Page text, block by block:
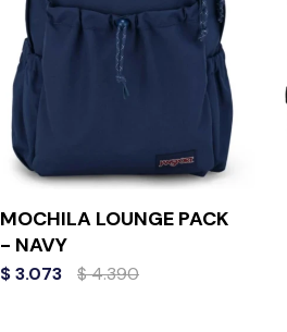
MOCHILA LOUNGE PACK
- NAVY
$ 3.073 $4.390